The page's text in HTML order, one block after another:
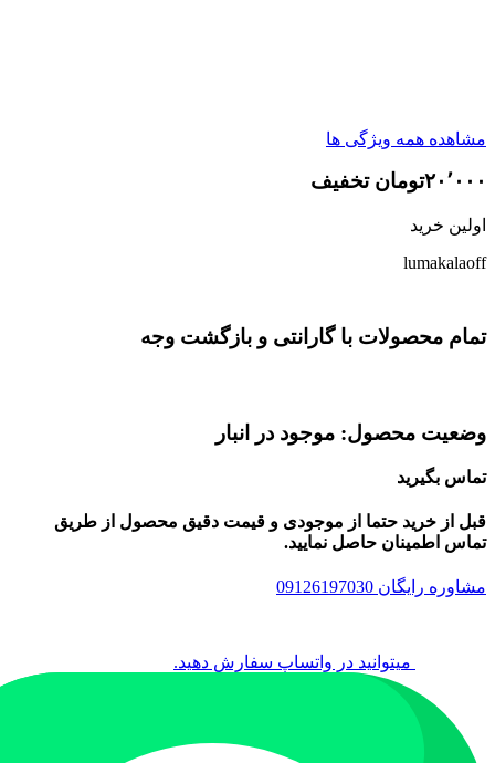
مشاهده همه ویژگی ها
۲۰٬۰۰۰تومان تخفیف
اولین خرید
lumakalaoff
تمام محصولات با گارانتی و بازگشت وجه
وضعیت محصول: موجود در انبار
تماس بگیرید
قبل از خرید حتما از موجودی و قیمت دقیق محصول از طریق
تماس اطمینان حاصل نمایید.
مشاوره رایگان 09126197030
میتوانید در واتساپ سفارش دهید.